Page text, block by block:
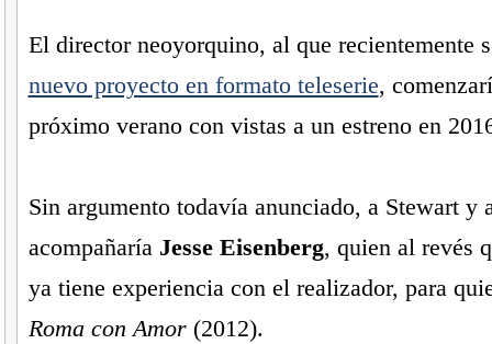
El director neoyorquino, al que recientemente
nuevo proyecto en formato teleserie,
próximo verano con vistas a un estreno en
Sin argumento todavía anunciado, a Stewart y
acompañaría Jesse Eisenberg, quien al revés
ya tiene experiencia con el realizador, para
Roma con Amor(2012).